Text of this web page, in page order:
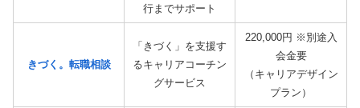
行までサポート
きづく。転職相談
「きづく」を支援す
るキャリアコーチン
グサービス
220,000円 ※別途入
会金要
（キャリアデザイン
プラン）